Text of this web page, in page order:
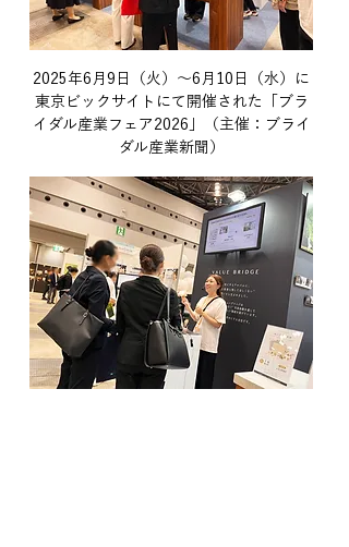
2025年6月9日（火）～6月10日（水）に
東京ビックサイトにて開催された「ブラ
イダル産業フェア2026」（主催：ブライ
ダル産業新聞）